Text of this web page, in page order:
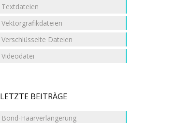
Textdateien
Vektorgrafikdateien
Verschlüsselte Dateien
Videodatei
LETZTE BEITRÄGE
Bond-Haarverlängerung